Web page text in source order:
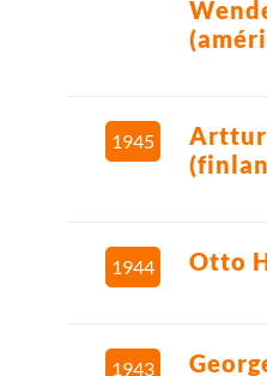
1945
1944 Otto
1943